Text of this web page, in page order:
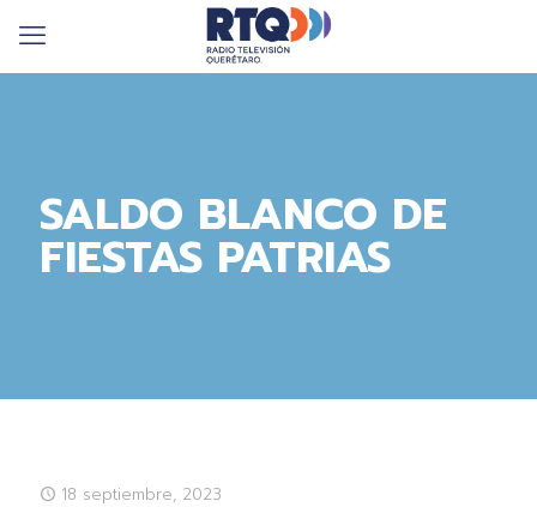
SALDO BLANCO DE
FIESTAS PATRIAS
18 septiembre, 2023